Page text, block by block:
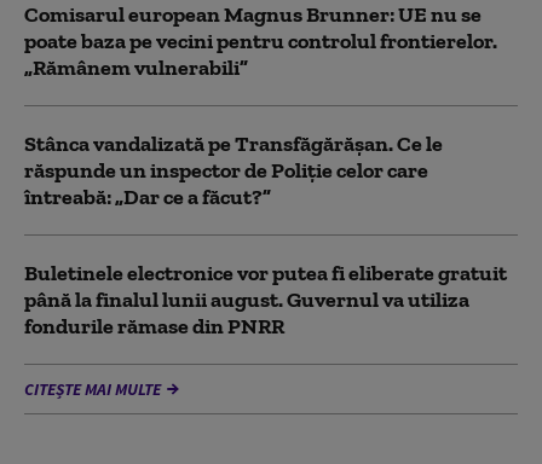
Comisarul european Magnus Brunner: UE nu se
poate baza pe vecini pentru controlul frontierelor.
„Rămânem vulnerabili”
Stânca vandalizată pe Transfăgărășan. Ce le
răspunde un inspector de Poliție celor care
întreabă: „Dar ce a făcut?”
Buletinele electronice vor putea fi eliberate gratuit
până la finalul lunii august. Guvernul va utiliza
fondurile rămase din PNRR
CITEȘTE MAI MULTE